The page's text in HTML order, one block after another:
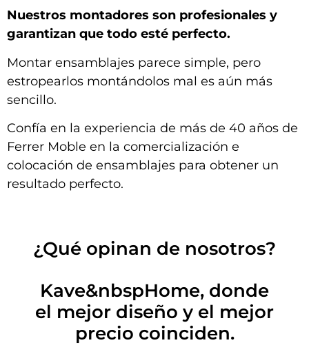
Nuestros montadores son profesionales y
garantizan que todo esté perfecto.
Montar ensamblajes parece simple, pero
estropearlos montándolos mal es aún más
sencillo.
Confía en la experiencia de más de 40 años de
Ferrer Moble en la comercialización e
colocación de ensamblajes para obtener un
resultado perfecto.
¿Qué opinan de nosotros?
Kave&nbspHome, donde
el mejor diseño y el mejor
precio coinciden.